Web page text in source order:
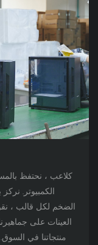
كلاعب ، نحتفظ
الكمبيوتر.
الضخم لكل قالب ،
العينات على
منتجاتنا في السوق.